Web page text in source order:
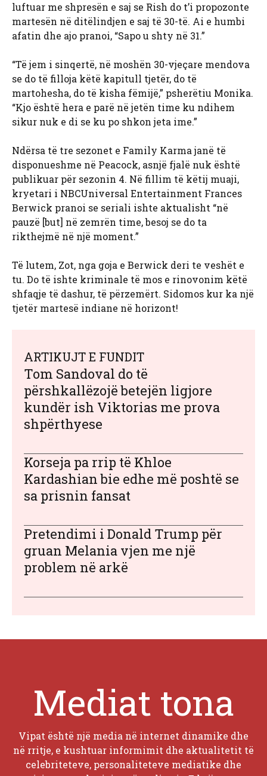
luftuar me shpresën e saj se Rish do t’i propozonte
martesën në ditëlindjen e saj të 30-të. Ai e humbi
afatin dhe ajo pranoi, “Sapo u shty në 31.”
“Të jem i sinqertë, në moshën 30-vjeçare mendova
se do të filloja këtë kapitull tjetër, do të
martohesha, do të kisha fëmijë,” psherëtiu Monika.
“Kjo është hera e parë në jetën time ku ndihem
sikur nuk e di se ku po shkon jeta ime.”
Ndërsa të tre sezonet e Family Karma janë të
disponueshme në Peacock, asnjë fjalë nuk është
publikuar për sezonin 4. Në fillim të këtij muaji,
kryetari i NBCUniversal Entertainment Frances
Berwick pranoi se seriali ishte aktualisht “në
pauzë [but] në zemrën time, besoj se do ta
rikthejmë në një moment.”
Të lutem, Zot, nga goja e Berwick deri te veshët e
tu. Do të ishte kriminale të mos e rinovonim këtë
shfaqje të dashur, të përzemërt. Sidomos kur ka një
tjetër martesë indiane në horizont!
ARTIKUJT E FUNDIT
Tom Sandoval do të
përshkallëzojë betejën ligjore
kundër ish Viktorias me prova
shpërthyese
Korseja pa rrip të Khloe
Kardashian bie edhe më poshtë se
sa prisnin fansat
Pretendimi i Donald Trump për
gruan Melania vjen me një
problem në arkë
Mediat tona
Vipat është një media në internet dinamike dhe
në rritje, e kushtuar informimit dhe aktualitetit të
celebriteteve, personaliteteve mediatike dhe